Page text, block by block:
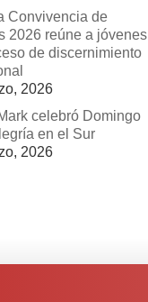
Convivencia de
2026 reúne a jóvenes
de discernimiento
2026
celebró Domingo
en el Sur
2026